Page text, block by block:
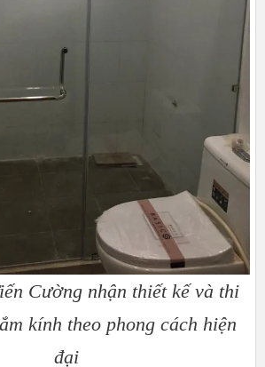
Cường nhận thiết kế và thi
kính theo phong cách hiện
đại